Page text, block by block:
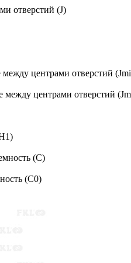
отверстий (J)
центрами отверстий
между центрами отверстий
(C)
(C0)